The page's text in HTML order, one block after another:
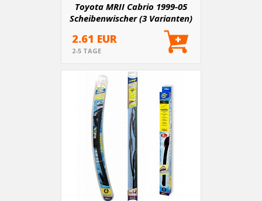
Toyota MRII Cabrio 1999-05
Scheibenwischer (3 Varianten)
2.61 EUR
2-5 TAGE